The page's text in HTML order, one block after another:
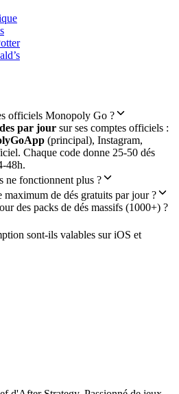
officiels Monopoly Go ?
par jour sur ses comptes officiels :
(principal), Instagram,
Chaque code donne 25-50 dés
48h.
ne fonctionnent plus ?
maximum de dés gratuits par jour ?
des packs de dés massifs (1000+) ?
sont-ils valables sur iOS et